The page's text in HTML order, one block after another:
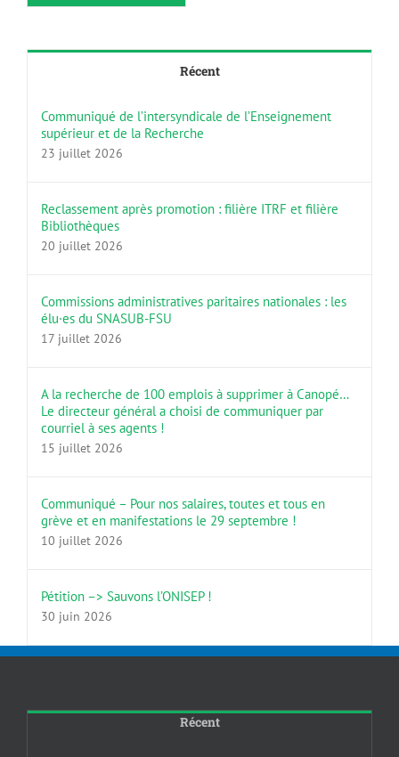
Récent
Communiqué de l’intersyndicale de l’Enseignement
supérieur et de la Recherche
23 juillet 2026
Reclassement après promotion : filière ITRF et filière
Bibliothèques
20 juillet 2026
Commissions administratives paritaires nationales : les
élu·es du SNASUB-FSU
17 juillet 2026
A la recherche de 100 emplois à supprimer à Canopé…
Le directeur général a choisi de communiquer par
courriel à ses agents !
15 juillet 2026
Communiqué – Pour nos salaires, toutes et tous en
grève et en manifestations le 29 septembre !
10 juillet 2026
Pétition –> Sauvons l’ONISEP !
30 juin 2026
Récent